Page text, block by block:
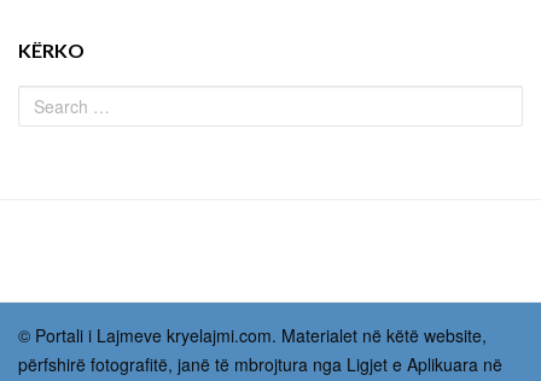
KËRKO
© Portali i Lajmeve kryelajmi.com. Materialet në këtë website,
përfshirë fotografitë, janë të mbrojtura nga Ligjet e Aplikuara në